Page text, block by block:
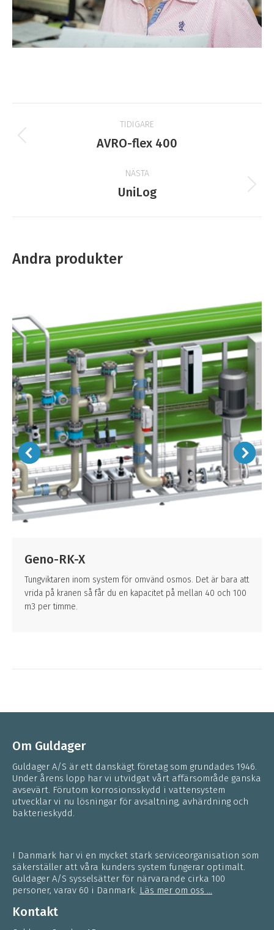
Projektnavigering
TIDIGARE
Tidigare
AVRO-flex 400
NÄSTA
Nästa
UniLog
Andra produkter
Geno-RK-X
Tungviktaren inom system för omvänd osmos. Det är bara att
vrida på kranen så får du en kapacitet på mellan 40 och 100
m3 per timme.
Om Guldager
Guldager A/S är ett danskägt företag som grundades 1946.
Under årens lopp har vi utvidgat vårt affärsområde ganska
avsevärt. Förutom korrosionsskydd i vattensystem
utvecklar vi nu lösningar för avsaltning, avhärdning och
bakterieskydd.
I Danmark har vi en mycket stark serviceorganisation som
säkerställer att våra kunders system fungerar optimalt.
Guldager A/S sysselsätter för närvarande cirka 100
personer, varav 60 i Danmark. Läs mer om oss ...
Kontakt